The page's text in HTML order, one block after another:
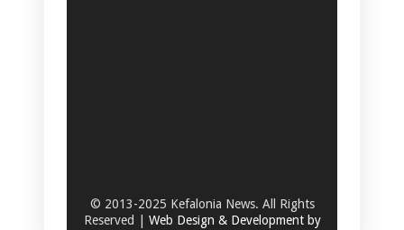
© 2013-2025 Kefalonia News. All Rights
Reserved | Web Design & Development by